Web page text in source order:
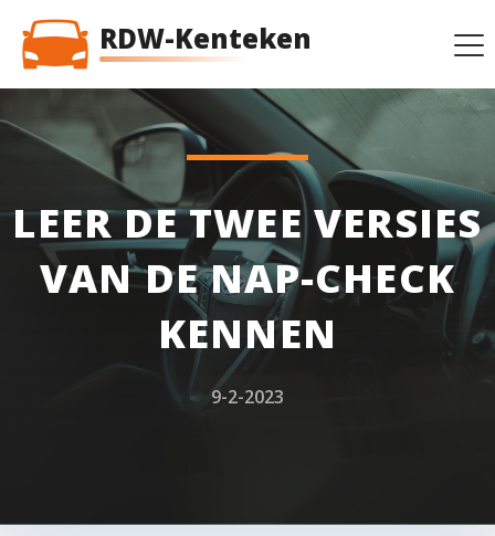
RDW-Kenteken
LEER DE TWEE VERSIES
VAN DE NAP-CHECK
KENNEN
9-2-2023